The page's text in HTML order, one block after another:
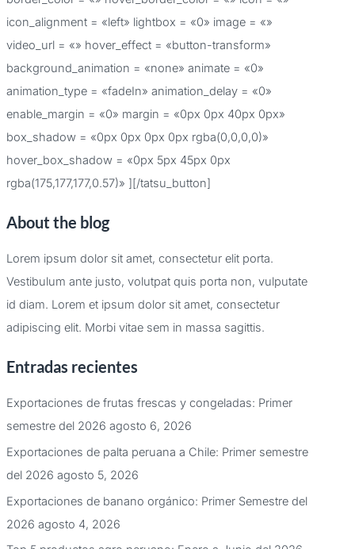
icon_alignment = «left» lightbox = «0» image = «»
video_url = «» hover_effect = «button-transform»
background_animation = «none» animate = «0»
animation_type = «fadeIn» animation_delay = «0»
enable_margin = «0» margin = «0px 0px 40px 0px»
box_shadow = «0px 0px 0px 0px rgba(0,0,0,0)»
hover_box_shadow = «0px 5px 45px 0px
rgba(175,177,177,0.57)» ][/tatsu_button]
About the blog
Lorem ipsum dolor sit amet, consectetur elit porta.
Vestibulum ante justo, volutpat quis porta non, vulputate
id diam. Lorem et ipsum dolor sit amet, consectetur
adipiscing elit. Morbi vitae sem in massa sagittis.
Entradas recientes
Exportaciones de frutas frescas y congeladas: Primer
semestre del 2026 agosto 6, 2026
Exportaciones de palta peruana a Chile: Primer semestre
del 2026 agosto 5, 2026
Exportaciones de banano orgánico: Primer Semestre del
2026 agosto 4, 2026